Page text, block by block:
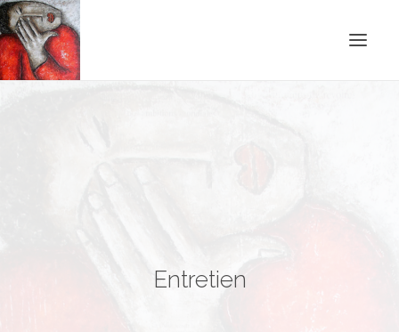
Entretien